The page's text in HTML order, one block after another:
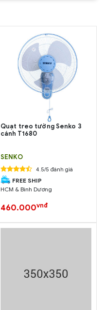
Quạt treo tường Senko 3
cánh T1680
SENKO
4.5/5 đánh giá
FREE SHIP
HCM & Bình Dương
460.000vnđ